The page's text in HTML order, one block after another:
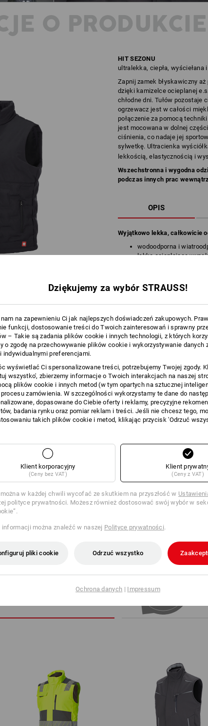
O PRODUKCIE
HIT SEZONU
ultralekka, ciepła, wyściełana
Zapnij zamek błyskawiczny
dzięki kamizelce ocieplanej
chłodne dni. Tułów pozostaje
ogrzewacz jest w całości
połączenie za pomocą
jest mocowana w dolnej
ciśnienia, co nadaje jej
sylwetkę. Ultracienka
lekkością, elastycznością i
Wszechstronna i wygodna
podczas innych prac
OPIS
Wyjątkowo lekka, całkowicie
wodoodporna i
lekko ocieplające
zamek błyskawiczny
miękkie kieszenie
2 kieszenie ukośne,
zapinane na zamek
Materiał:
Materiał wierzchni 100%
Podszewka 100% Poliester
Wskazówki pielęgnacyjne:
Prać w pralce w
40°C
Suszyć w suszarce w
temperaturze
Nie czyścić na sucho
!!! Artykuł sezonowy !!!
Warstwa
ZAKUPOWE
artykuł z najlepszymi
Dziękujemy za wybór STRAUSS!
na zapewnieniu Ci jak najlepszych doświadczeń zakupowych.
funkcji, dostosowanie treści do Twoich zainteresowań i sprawny
– Takie są zadania plików cookie i innych technologii, z których
o zgodę na przechowywanie plików cookie i wykorzystywanie danych
indywidualnymi preferencjami.
wyświetlać Ci spersonalizowane treści, potrzebujemy Twojej zgody.
wszystko', zbierzemy informacje o Twoich interakcjach na naszej
plików cookie i innych metod (w tym opartych na sztucznej
procesu zamówienia. W szczególności wykorzystamy te dane do
dopasowane do Ciebie oferty i reklamy, precyzyjne
badania rynku oraz pomiar reklam i treści. Jeśli nie chcesz tego,
takich plików cookie i metod, klikając przycisk 'Odrzuć
Klient korporacyjny
(Ceny bez VAT)
Klient
(Ceny z VAT)
w każdej chwili wycofać ze skutkiem na przyszłość w
polityce prywatności. Możesz również dostosować swój wybór w
informacji można znaleźć w naszej Polityce prywatności.
pliki cookie Odrzuć wszystko
Ochrona danych | Impressum